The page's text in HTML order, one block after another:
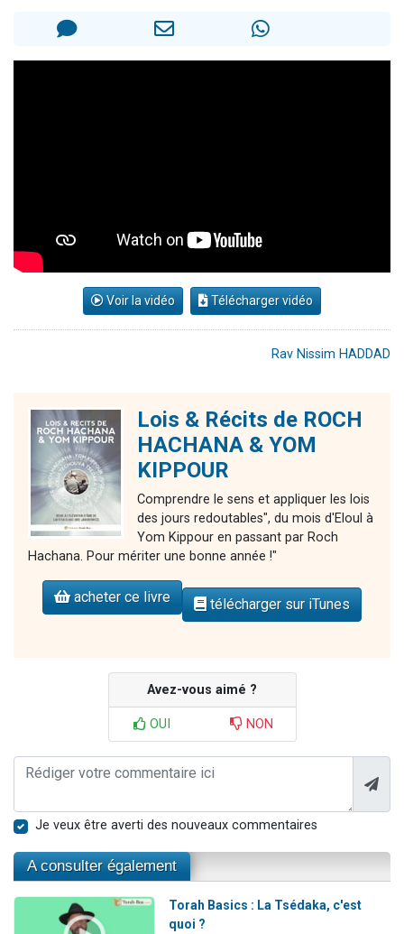
Voir la vidéo Télécharger vidéo
Rav Nissim HADDAD
Lois & Récits de ROCH
HACHANA & YOM
KIPPOUR
Comprendre le sens et appliquer les lois
des jours redoutables", du mois d'Eloul à
Yom Kippour en passant par Roch
Hachana. Pour mériter une bonne année !"
acheter ce livre télécharger sur iTunes
Avez-vous aimé ?
OUI NON
Je veux être averti des nouveaux commentaires
A consulter également
Torah Basics : La Tsédaka, c'est
quoi ?